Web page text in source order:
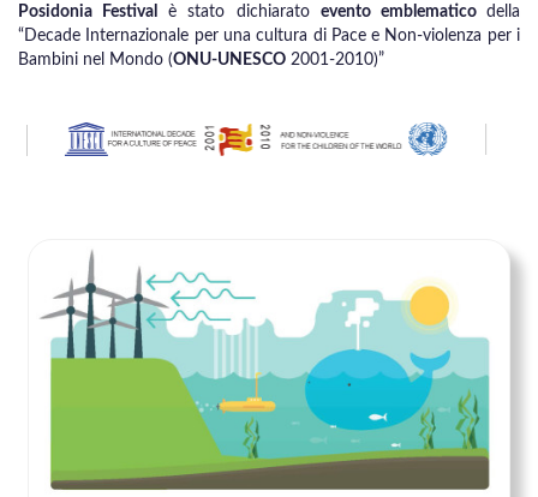
Posidonia Festival è stato dichiarato evento emblematicodella
“Decade Internazionale per una cultura di Pace e Non-violenza per i
Bambini nel Mondo (ONU-UNESCO 2001-2010)”